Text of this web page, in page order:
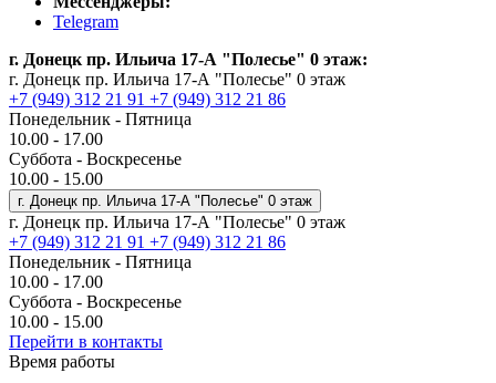
Telegram
г. Донецк пр. Ильича 17-А "Полесье" 0 этаж:
г. Донецк пр. Ильича 17-А "Полесье" 0 этаж
+7 (949) 312 21 91 +7 (949) 312 21 86
Понедельник - Пятница
10.00 - 17.00
Суббота - Воскресенье
10.00 - 15.00
г. Донецк пр. Ильича 17-А "Полесье" 0 этаж
г. Донецк пр. Ильича 17-А "Полесье" 0 этаж
+7 (949) 312 21 91 +7 (949) 312 21 86
Понедельник - Пятница
10.00 - 17.00
Суббота - Воскресенье
10.00 - 15.00
Перейти в контакты
Время работы